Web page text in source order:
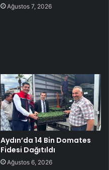
Ağustos 7, 2026
Aydın’da 14 Bin Domates
Fidesi Dağıtıldı
Ağustos 6, 2026